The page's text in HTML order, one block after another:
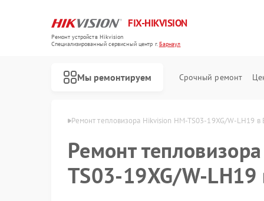
FIX-HIKVISION
Ремонт устройств Hikvision
Специализированный cервисный центр г.Барнаул
Мы ремонтируем Срочный ремонт
Ремонт тепловизора Hikvision HM-TS03-19XG/W-LH19 в
Ремонт
TS03-19XG/W-LH19